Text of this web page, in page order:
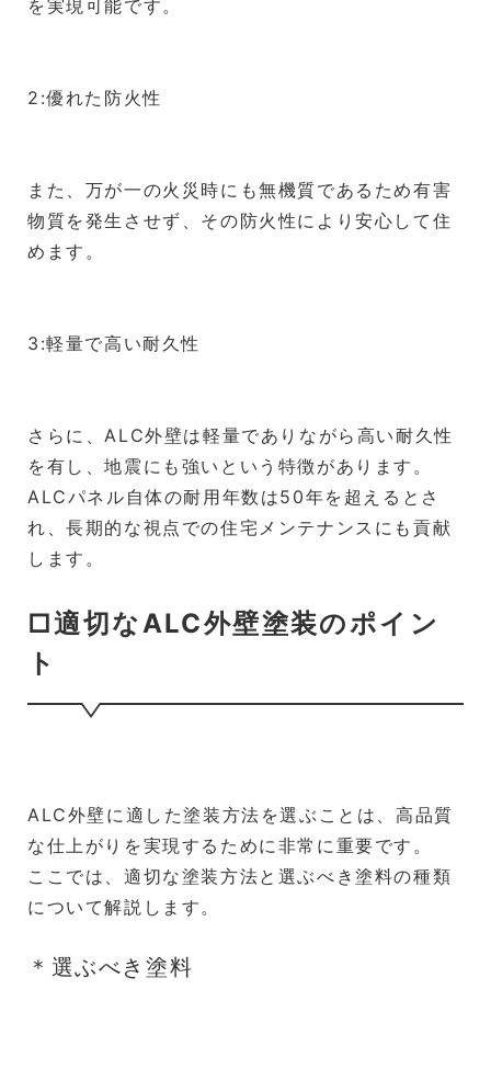
を実現可能です。
2:優れた防火性
また、万が一の火災時にも無機質であるため有害
物質を発生させず、その防火性により安心して住
めます。
3:軽量で高い耐久性
さらに、ALC外壁は軽量でありながら高い耐久性
を有し、地震にも強いという特徴があります。
ALCパネル自体の耐用年数は50年を超えるとさ
れ、長期的な視点での住宅メンテナンスにも貢献
します。
□適切なALC外壁塗装のポイン
ト
ALC外壁に適した塗装方法を選ぶことは、高品質
な仕上がりを実現するために非常に重要です。
ここでは、適切な塗装方法と選ぶべき塗料の種類
について解説します。
＊選ぶべき塗料